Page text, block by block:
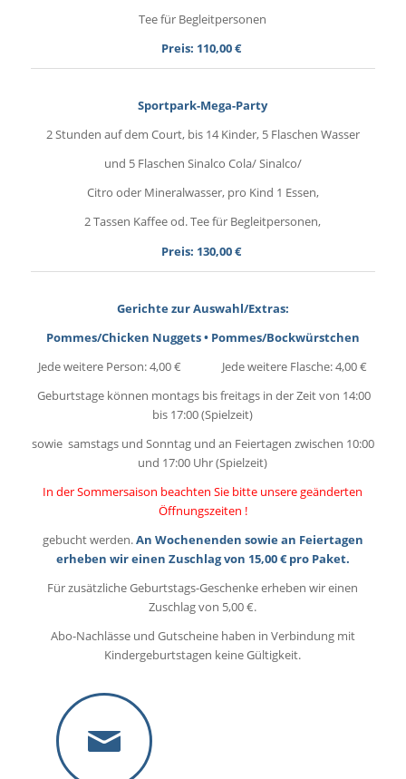
Tee für Begleitpersonen
Preis: 110,00 €
Sportpark-Mega-Party
2 Stunden auf dem Court, bis 14 Kinder, 5 Flaschen Wasser
und 5 Flaschen Sinalco Cola/ Sinalco/
Citro oder Mineralwasser, pro Kind 1 Essen,
2 Tassen Kaffee od. Tee für Begleitpersonen,
Preis: 130,00 €
Gerichte zur Auswahl/Extras:
Pommes/Chicken Nuggets • Pommes/Bockwürstchen
Jede weitere Person: 4,00 € Jede weitere Flasche: 4,00 €
Geburtstage können montags bis freitags in der Zeit von 14:00
bis 17:00 (Spielzeit)
sowie samstags und Sonntag und an Feiertagen zwischen 10:00
und 17:00 Uhr (Spielzeit)
In der Sommersaison beachten Sie bitte unsere geänderten
Öffnungszeiten !
gebucht werden.An Wochenenden sowie an Feiertagen
erheben wir einen Zuschlag von 15,00 € pro Paket.
Für zusätzliche Geburtstags-Geschenke erheben wir einen
Zuschlag von 5,00 €.
Abo-Nachlässe und Gutscheine haben in Verbindung mit
Kindergeburtstagen keine Gültigkeit.